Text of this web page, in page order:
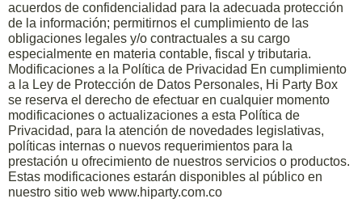
acuerdos de confidencialidad para la adecuada protección
de la información; permitirnos el cumplimiento de las
obligaciones legales y/o contractuales a su cargo
especialmente en materia contable, fiscal y tributaria.
Modificaciones a la Política de Privacidad En cumplimiento
a la Ley de Protección de Datos Personales, Hi Party Box
se reserva el derecho de efectuar en cualquier momento
modificaciones o actualizaciones a esta Política de
Privacidad, para la atención de novedades legislativas,
políticas internas o nuevos requerimientos para la
prestación u ofrecimiento de nuestros servicios o productos.
Estas modificaciones estarán disponibles al público en
nuestro sitio web www.hiparty.com.co